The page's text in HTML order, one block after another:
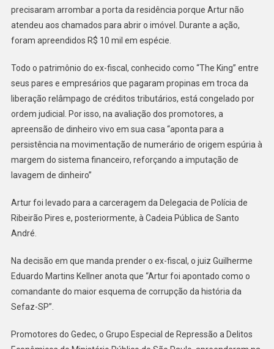
precisaram arrombar a porta da residência porque Artur não
atendeu aos chamados para abrir o imóvel. Durante a ação,
foram apreendidos R$ 10 mil em espécie.
Todo o patrimônio do ex-fiscal, conhecido como “The King” entre
seus pares e empresários que pagaram propinas em troca da
liberação relâmpago de créditos tributários, está congelado por
ordem judicial. Por isso, na avaliação dos promotores, a
apreensão de dinheiro vivo em sua casa “aponta para a
persistência na movimentação de numerário de origem espúria à
margem do sistema financeiro, reforçando a imputação de
lavagem de dinheiro”
Artur foi levado para a carceragem da Delegacia de Polícia de
Ribeirão Pires e, posteriormente, à Cadeia Pública de Santo
André.
Na decisão em que manda prender o ex-fiscal, o juiz Guilherme
Eduardo Martins Kellner anota que “Artur foi apontado como o
comandante do maior esquema de corrupção da história da
Sefaz-SP”.
Promotores do Gedec, o Grupo Especial de Repressão a Delitos